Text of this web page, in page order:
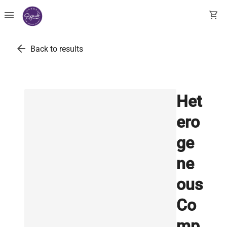
menu shopping_cart
arrow_back Back to results
Het
ero
ge
ne
ous
Co